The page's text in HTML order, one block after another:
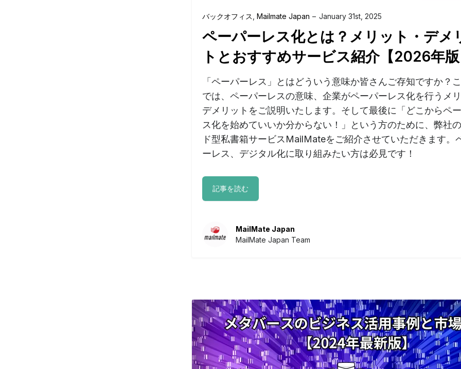
バックオフィス Mailmate Japan January 31st, 2025
ペーパーレス化とは？メリット・デメ
トとおすすめサービス紹介【2026年
「ペーパーレス」とはどういう意味か皆さんご存知ですか？
では、ペーパーレスの意味、企業がペーパーレス化を行うメ
デメリットをご説明いたします。そして最後に「どこからペ
ス化を始めていいか分からない！」という方のために、弊社
ド型私書箱サービスMailMateをご紹介させていただきます。
ーレス、デジタル化に取り組みたい方は必見です！
記事を読む
MailMate Japan
MailMate Japan Team